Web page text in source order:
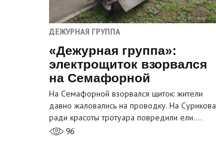
ДЕЖУРНАЯ ГРУППА
«Дежурная группа»:
электрощиток взорвался
на Семафорной
На Семафорной взорвался щиток: жители
давно жаловались на проводку. На Сурикова
ради красоты тротуара повредили ели.…
96